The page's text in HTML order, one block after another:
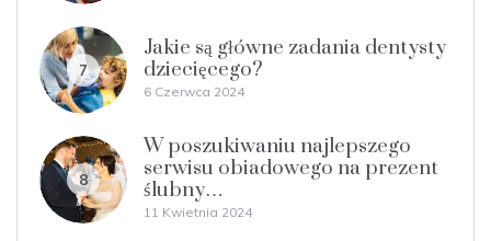
7
Jakie są główne zadania dentysty
dziecięcego?
6 Czerwca 2024
8
W poszukiwaniu najlepszego
serwisu obiadowego na prezent
ślubny…
11 Kwietnia 2024